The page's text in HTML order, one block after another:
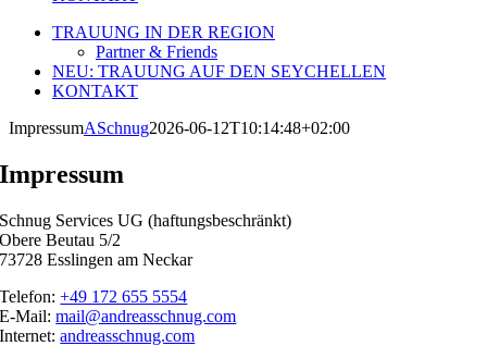
TRAUUNG IN DER REGION
Partner & Friends
NEU: TRAUUNG AUF DEN SEYCHELLEN
KONTAKT
ImpressumASchnug2026-06-12T10:14:48+02:00
Impressum
Schnug Services UG (haftungsbeschränkt)
Obere Beutau 5/2
73728 Esslingen am Neckar
Telefon:+49 172 655 5554
E-Mail:mail@andreasschnug.com
Internet:andreasschnug.com